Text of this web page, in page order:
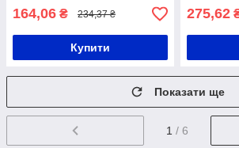
164,06 ₴ 234,37 ₴
Купити
275,62
Показати ще
1 / 6